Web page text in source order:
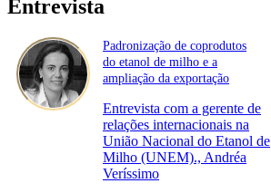
Entrevista
Padronização de coprodutos
do etanol de milho e a
ampliação da exportação
Entrevista com a gerente de
relações internacionais na
União Nacional do Etanol de
Milho (UNEM)., Andréa
Veríssimo